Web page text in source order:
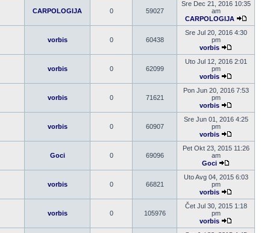
poslednji
CARPOLOGIJA 0 59027
Sre Dec 21, 2016 10:35
am
CARPOLOGIJA
vorbis 0 60438
Sre Jul 20, 2016 4:30
pm
vorbis
Pogledaj
poslednji
vorbis 0 62099
Uto Jul 12, 2016 2:01
pm
vorbis
Pogledaj
poslednji
vorbis 0 71621
Pon Jun 20, 2016 7:53
pm
vorbis
Pogledaj
poslednji
vorbis 0 60907
Sre Jun 01, 2016 4:25
pm
vorbis
Pogledaj
poslednji
Goci 0 69096
Pet Okt 23, 2015 11:26
am
Goci
Pogledaj
poslednji
vorbis 0 66821
Uto Avg 04, 2015 6:03
pm
vorbis
Pogledaj
poslednji
vorbis 0 105976
Čet Jul 30, 2015 1:18
pm
vorbis
Pogledaj